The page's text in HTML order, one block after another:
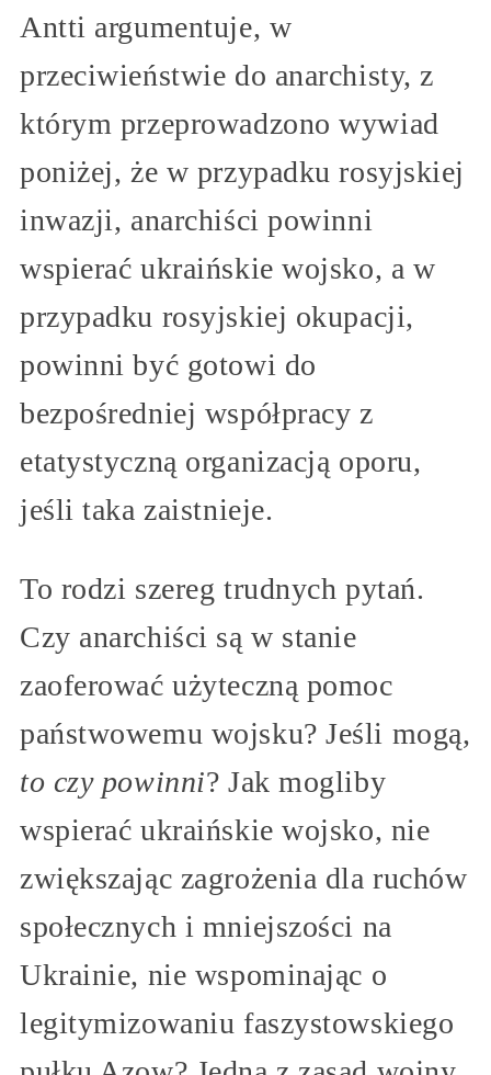
Antti argumentuje, w
przeciwieństwie do anarchisty, z
którym przeprowadzono wywiad
poniżej, że w przypadku rosyjskiej
inwazji, anarchiści powinni
wspierać ukraińskie wojsko, a w
przypadku rosyjskiej okupacji,
powinni być gotowi do
bezpośredniej współpracy z
etatystyczną organizacją oporu,
jeśli taka zaistnieje.
To rodzi szereg trudnych pytań.
Czy anarchiści są w stanie
zaoferować użyteczną pomoc
państwowemu wojsku? Jeśli mogą,
to czy powinni? Jak mogliby
wspierać ukraińskie wojsko, nie
zwiększając zagrożenia dla ruchów
społecznych i mniejszości na
Ukrainie, nie wspominając o
legitymizowaniu faszystowskiego